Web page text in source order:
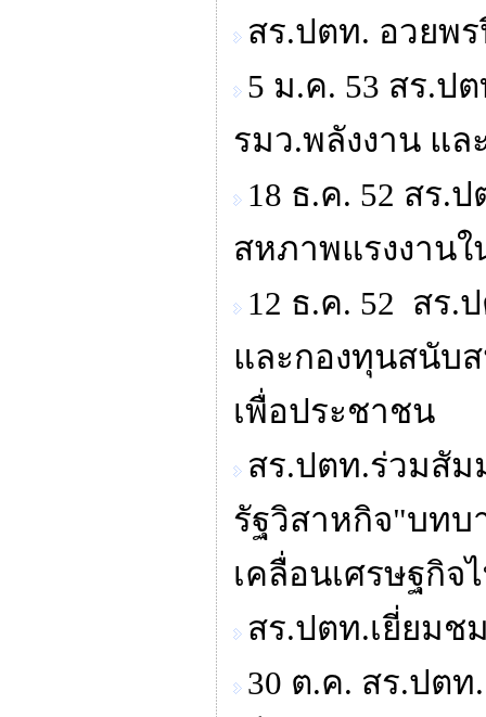
สร.ปตท. อวยพ
5 ม.ค. 53 สร.ป
รมว.พลังงาน แ
18 ธ.ค. 52 สร.
สหภาพแรงงานใ
12 ธ.ค. 52 สร.
และกองทุนสนับ
เพื่อประชาชน
สร.ปตท.ร่วมสั
รัฐวิสาหกิจ"บทบ
เคลื่อนเศรษฐกิจ
สร.ปตท.เยี่ยมช
30 ต.ค. สร.ปต